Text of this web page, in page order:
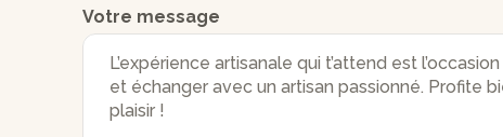
Votre message